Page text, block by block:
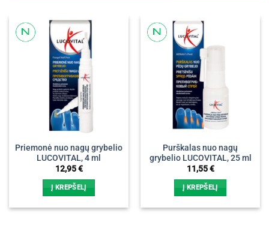
Priemonė nuo nagų grybelio
LUCOVITAL, 4 ml
12,95€
Į KREPŠELĮ
Purškalas nuo nagų
grybelio LUCOVITAL, 25 ml
11,55€
Į KREPŠELĮ